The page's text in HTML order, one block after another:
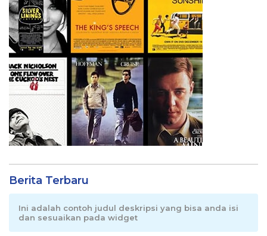
Berita Terbaru
Ini adalah contoh judul deskripsi yang bisa anda isi
dan sesuaikan pada widget